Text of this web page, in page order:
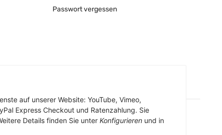
auf unserer Website: YouTube, Vimeo,
Express Checkout und Ratenzahlung. Sie
Details finden Sie unter Konfigurieren und in
Passwort vergessen